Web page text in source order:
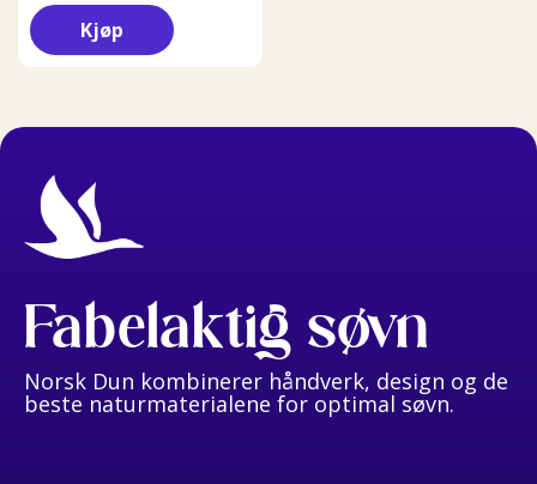
Kjøp
Fabelaktig søvn
Norsk Dun kombinerer håndverk, design og de
beste naturmaterialene for optimal søvn.